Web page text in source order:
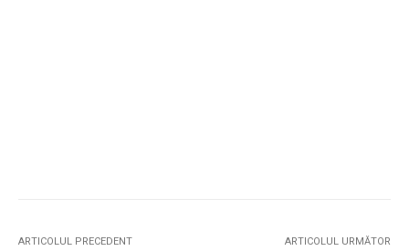
ARTICOLUL PRECEDENT ARTICOLUL URMĂTOR